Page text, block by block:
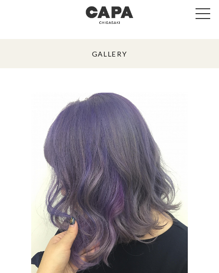
GALLERY